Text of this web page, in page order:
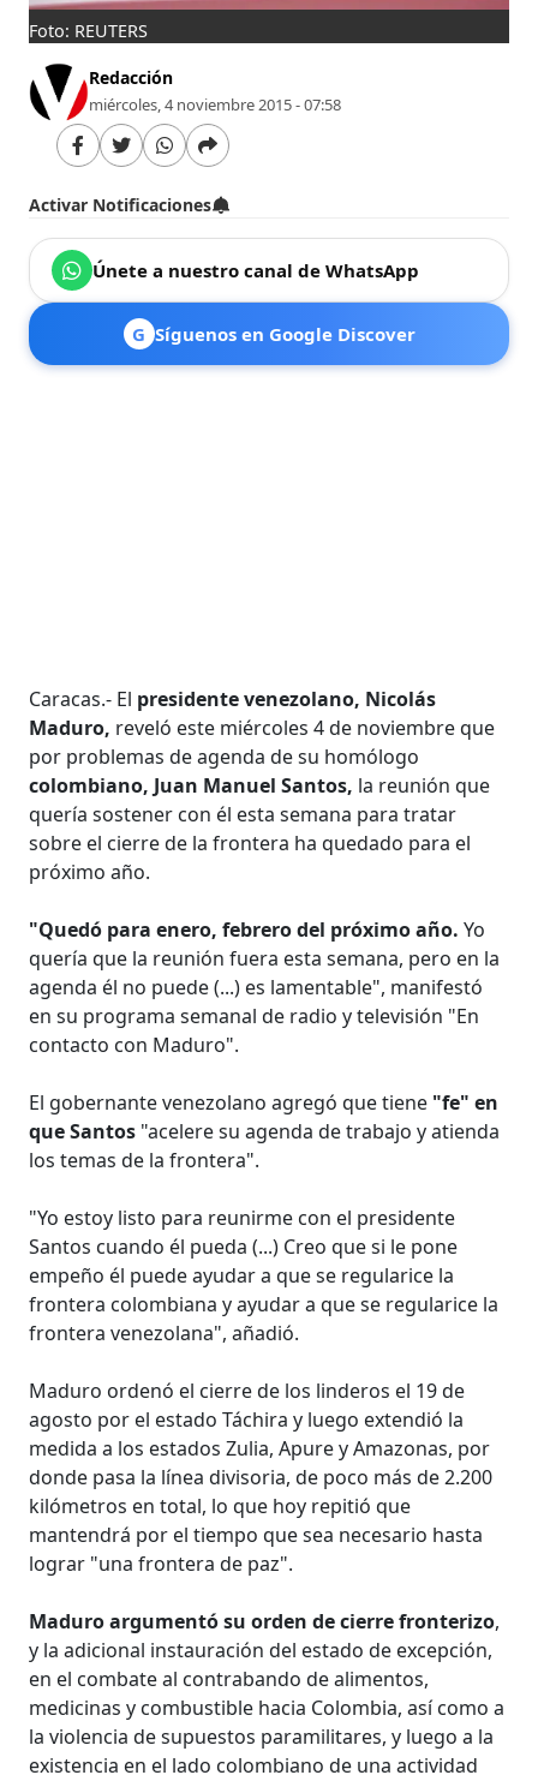
Foto: REUTERS
Redacción
miércoles, 4 noviembre 2015 - 07:58
Activar Notificaciones
Únete a nuestro canal de WhatsApp
G Síguenos en Google Discover
Caracas.- El presidente venezolano, Nicolás
Maduro, reveló este miércoles 4 de noviembre que
por problemas de agenda de su homólogo
colombiano, Juan Manuel Santos, la reunión que
quería sostener con él esta semana para tratar
sobre el cierre de la frontera ha quedado para el
próximo año.
"Quedó para enero, febrero del próximo año. Yo
quería que la reunión fuera esta semana, pero en la
agenda él no puede (...) es lamentable", manifestó
en su programa semanal de radio y televisión "En
contacto con Maduro".
El gobernante venezolano agregó que tiene "fe" en
que Santos "acelere su agenda de trabajo y atienda
los temas de la frontera".
"Yo estoy listo para reunirme con el presidente
Santos cuando él pueda (...) Creo que si le pone
empeño él puede ayudar a que se regularice la
frontera colombiana y ayudar a que se regularice la
frontera venezolana", añadió.
Maduro ordenó el cierre de los linderos el 19 de
agosto por el estado Táchira y luego extendió la
medida a los estados Zulia, Apure y Amazonas, por
donde pasa la línea divisoria, de poco más de 2.200
kilómetros en total, lo que hoy repitió que
mantendrá por el tiempo que sea necesario hasta
lograr "una frontera de paz".
Maduro argumentó su orden de cierre fronterizo,
y la adicional instauración del estado de excepción,
en el combate al contrabando de alimentos,
medicinas y combustible hacia Colombia, así como a
la violencia de supuestos paramilitares, y luego a la
existencia en el lado colombiano de una actividad